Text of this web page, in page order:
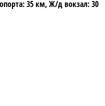
35 км, Ж/д вокзал: 30